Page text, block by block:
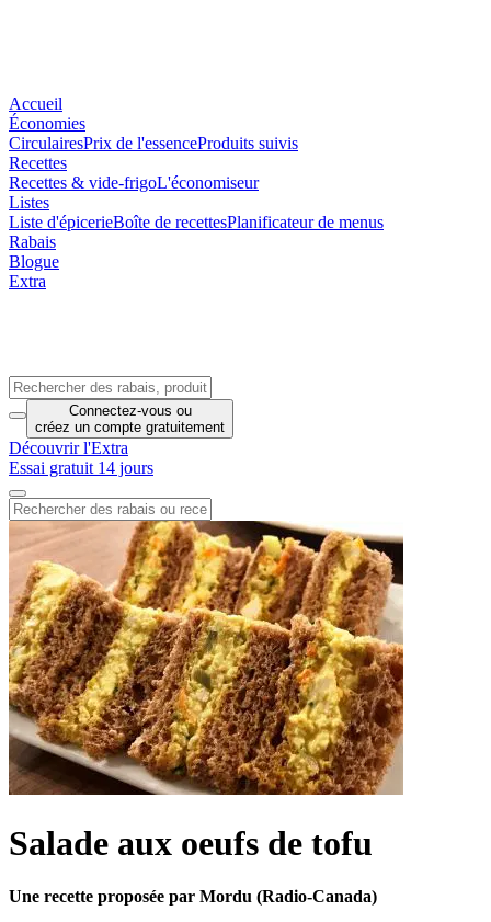
Accueil
Économies
CirculairesPrix de l'essenceProduits suivis
Recettes
Recettes & vide-frigoL'économiseur
Listes
Liste d'épicerieBoîte de recettesPlanificateur de menus
Rabais
Blogue
Extra
Connectez-vous ou
créez un compte gratuitement
Découvrir l'Extra
Essai gratuit 14 jours
Salade aux oeufs de tofu
Une recette proposée par Mordu (Radio-Canada)